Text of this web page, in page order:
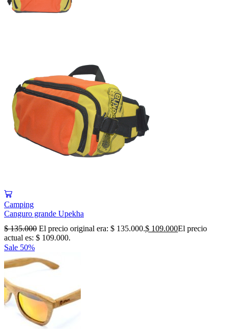
Camping
Canguro grande Upekha
$135.000 El precio original era: $ 135.000.$ 109.000El precio
actual es: $ 109.000.
Sale 50%